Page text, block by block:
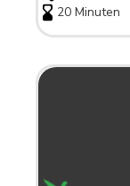
20 Minuten